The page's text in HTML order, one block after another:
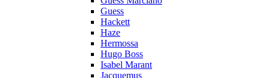
Guess
Hackett
Haze
Hermossa
Hugo Boss
Isabel Marant
Jacquemus